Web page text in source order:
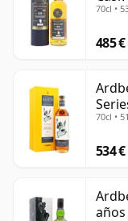
70cl •
485 €
70cl •
534 €
años